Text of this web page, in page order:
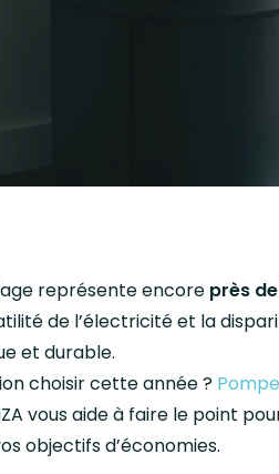
représente encore près
de l’électricité et la
et durable.
choisir cette année ?
vous aide à faire le point
objectifs d’économies.